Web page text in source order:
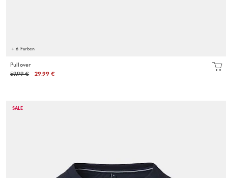
+ 6 Farben
Pullover
59.99 €
29.99 €
SALE